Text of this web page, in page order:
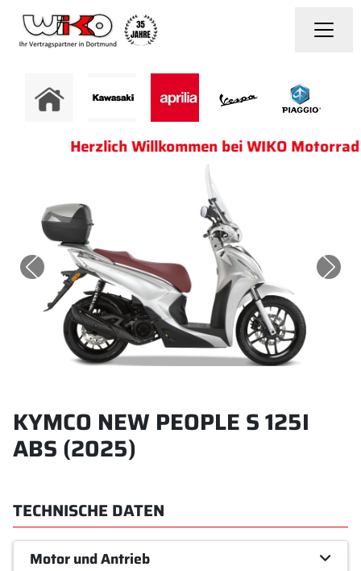
Herzlich Willkommen bei WIKO
KYMCO NEW PEOPLE S 125I
ABS (2025)
TECHNISCHE DATEN
Motor und Antrieb